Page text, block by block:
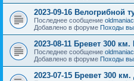
2023-09-16 Велогрибной
Последнее сообщение oldmaniac
Добавлено в форуме Походы
2023-08-11 Бревет 300
Последнее сообщение oldmaniac
Добавлено в форуме Походы
2023-07-15 Бревет 300